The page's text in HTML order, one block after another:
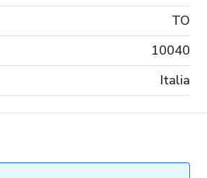
TO
10040
Italia